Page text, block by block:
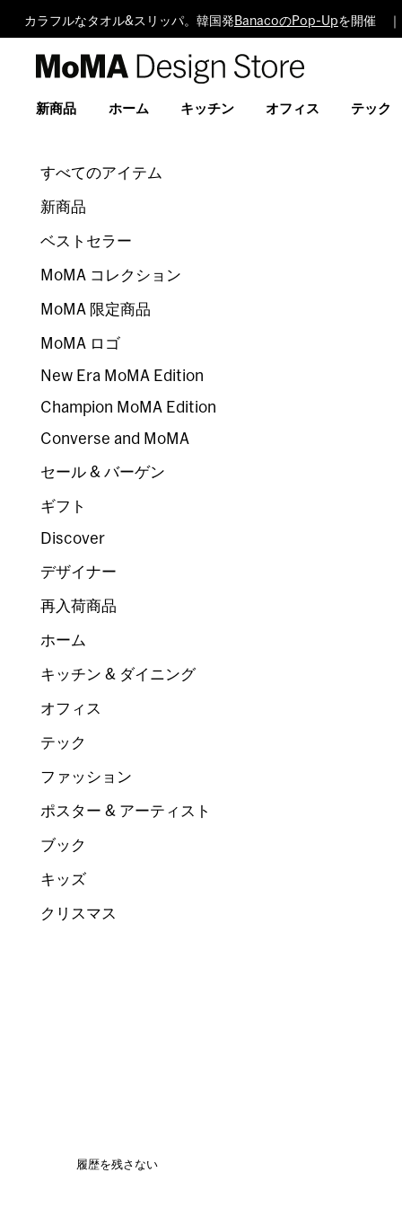
カラフルなタオル&スリッパ。韓国発 BanacoのPop-Upを開催
Design
新商品 ホーム キッチン オフィス テック
すべてのアイテム
新商品
ベストセラー
MoMA コレクション
MoMA 限定商品
MoMA ロゴ
New Era MoMA Edition
Champion MoMA Edition
Converse and MoMA
セール & バーゲン
ギフト
Discover
デザイナー
再入荷商品
ホーム
キッチン & ダイニング
オフィス
テック
ファッション
ポスター & アーティスト
ブック
キッズ
クリスマス
履歴を残さない